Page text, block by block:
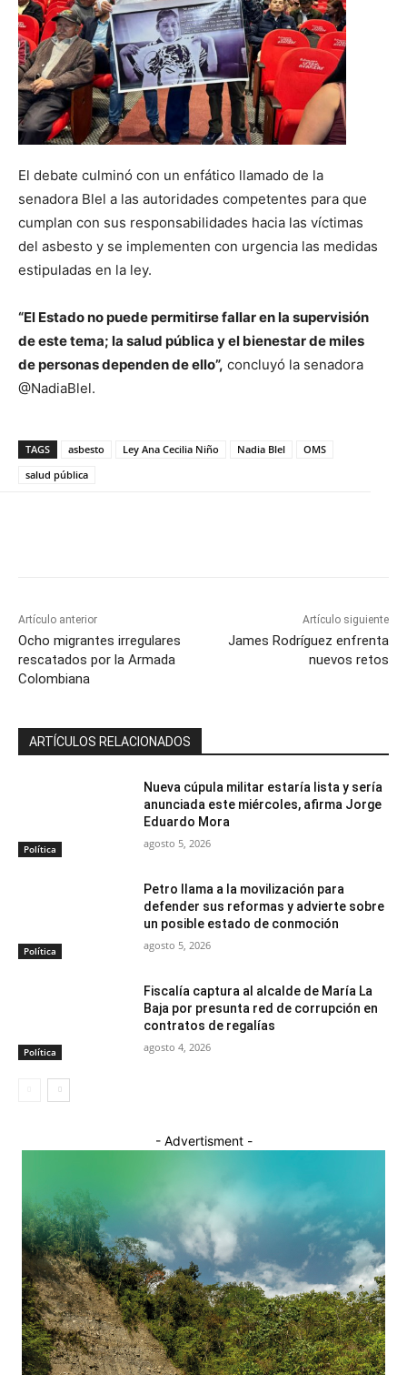
El debate culminó con un enfático llamado de la
senadora Blel a las autoridades competentes para que
cumplan con sus responsabilidades hacia las víctimas
del asbesto y se implementen con urgencia las medidas
estipuladas en la ley.
“El Estado no puede permitirse fallar en la supervisión
de este tema; la salud pública y el bienestar de miles
de personas dependen de ello”, concluyó la senadora
@NadiaBlel.
TAGS asbesto Ley Ana Cecilia Niño Nadia Blel
OMS
salud pública
Artículo anterior
Ocho migrantes irregulares
rescatados por la Armada
Colombiana
Artículo siguiente
James Rodríguez enfrenta
nuevos retos
ARTÍCULOS RELACIONADOS
Política
Nueva cúpula militar estaría lista y sería
anunciada este miércoles, afirma Jorge
Eduardo Mora
agosto 5, 2026
Política
Petro llama a la movilización para
defender sus reformas y advierte sobre
un posible estado de conmoción
agosto 5, 2026
Política
Fiscalía captura al alcalde de María La
Baja por presunta red de corrupción en
contratos de regalías
agosto 4, 2026
- Advertisment -